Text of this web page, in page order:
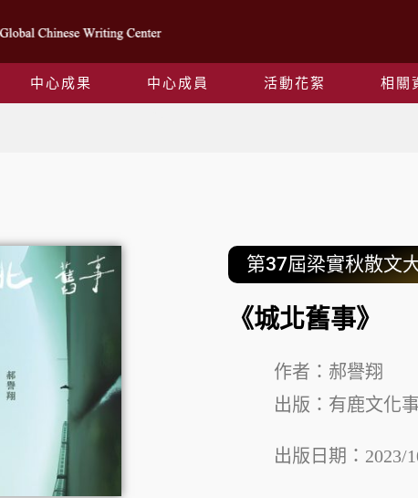
中心成果 中心成員 活動花絮
相關
第37屆梁實秋散文
《城北舊事》
作者： 郝譽翔
出版： 有鹿文化
出版日期：2023/